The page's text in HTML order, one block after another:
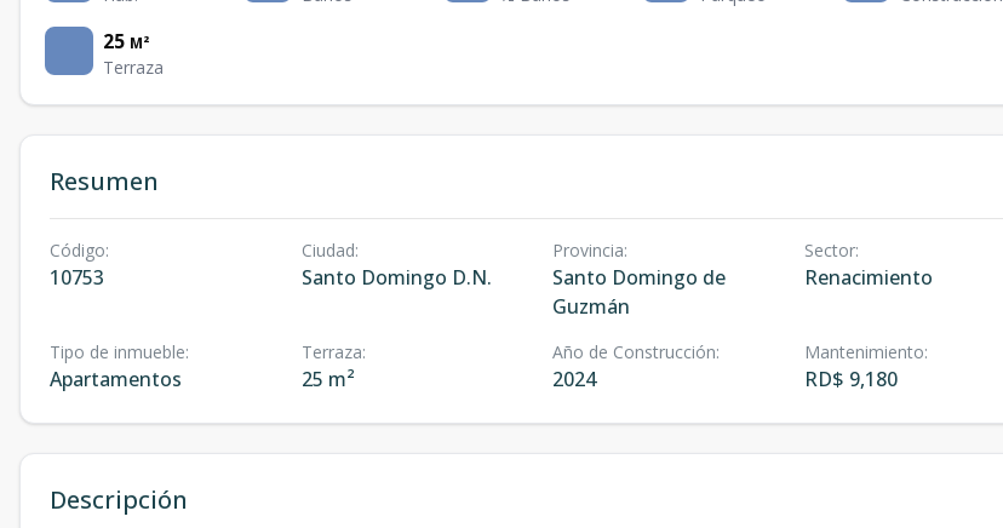
25 M²
Terraza
Resumen
Código:
10753
Ciudad:
Santo Domingo D.N.
Provincia:
Santo Domingo de
Guzmán
Sector:
Renacimiento
Tipo de inmueble:
Apartamentos
Terraza:
25 m²
Año de Construcción:
2024
Mantenimiento:
RD$ 9,180
Descripción